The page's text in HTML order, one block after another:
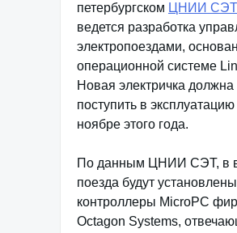
петербургском ЦНИИ СЭТ
ведется разработка
электропоездами,
операционной системе
Новая электричка должна
поступить в эксплуатацию
ноябре этого года.
По данным ЦНИИ СЭТ, в
поезда будут установлены
контроллеры MicroPC
Octagon Systems,